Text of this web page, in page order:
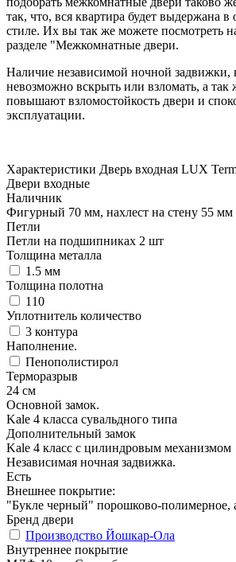
так, что, вся квартира будет выдержана
стиле. Их вы так же можете посмотреть
разделе "Межкомнатные двери.
Наличие независимой ночной задвижки,
невозможно вскрыть или взломать, а так
повышают взломостойкость двери и
эксплуатации.
Характеристики Дверь входная LUX
Двери входные
Наличник
Фигурный 70 мм, нахлест на стену 55 мм
Петли
Петли на подшипниках 2 шт
Толщина металла
1.5 мм
Толщина полотна
110
Уплотнитель количество
3 контура
Наполнение.
Пенополистирол
Терморазрыв
24 см
Основной замок.
Kale 4 класса сувальдного типа
Дополнительный замок
Kale 4 класс с цилиндровым механизмом
Независимая ночная задвижка.
Есть
Внешнее покрытие:
"Букле черный" порошково-полимерное,
Бренд двери
Производство Йошкар-Ола
Внутреннее покрытие